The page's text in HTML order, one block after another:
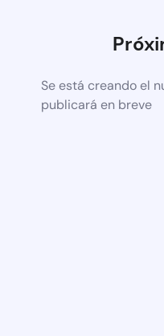
Se está creando el
publicará en breve